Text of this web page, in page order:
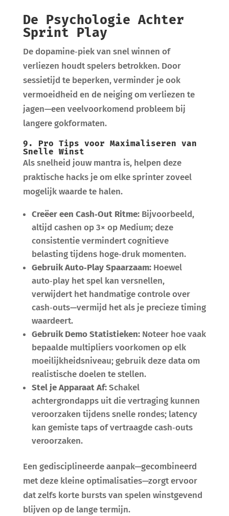
De Psychologie Achter
Sprint Play
De dopamine‑piek van snel winnen of
verliezen houdt spelers betrokken. Door
sessietijd te beperken, verminder je ook
vermoeidheid en de neiging om verliezen te
jagen—een veelvoorkomend probleem bij
langere gokformaten.
9. Pro Tips voor Maximaliseren van
Snelle Winst
Als snelheid jouw mantra is, helpen deze
praktische hacks je om elke sprinter zoveel
mogelijk waarde te halen.
Creëer een Cash‑Out Ritme:Bijvoorbeeld,
altijd cashen op 3× op Medium; deze
consistentie vermindert cognitieve
belasting tijdens hoge‑druk momenten.
Gebruik Auto‑Play Spaarzaam:Hoewel
auto‑play het spel kan versnellen,
verwijdert het handmatige controle over
cash‑outs—vermijd het als je precieze timing
waardeert.
Gebruik Demo Statistieken:Noteer hoe vaak
bepaalde multipliers voorkomen op elk
moeilijkheidsniveau; gebruik deze data om
realistische doelen te stellen.
Stel je Apparaat Af:Schakel
achtergrondapps uit die vertraging kunnen
veroorzaken tijdens snelle rondes; latency
kan gemiste taps of vertraagde cash‑outs
veroorzaken.
Een gedisciplineerde aanpak—gecombineerd
met deze kleine optimalisaties—zorgt ervoor
dat zelfs korte bursts van spelen winstgevend
blijven op de lange termijn.